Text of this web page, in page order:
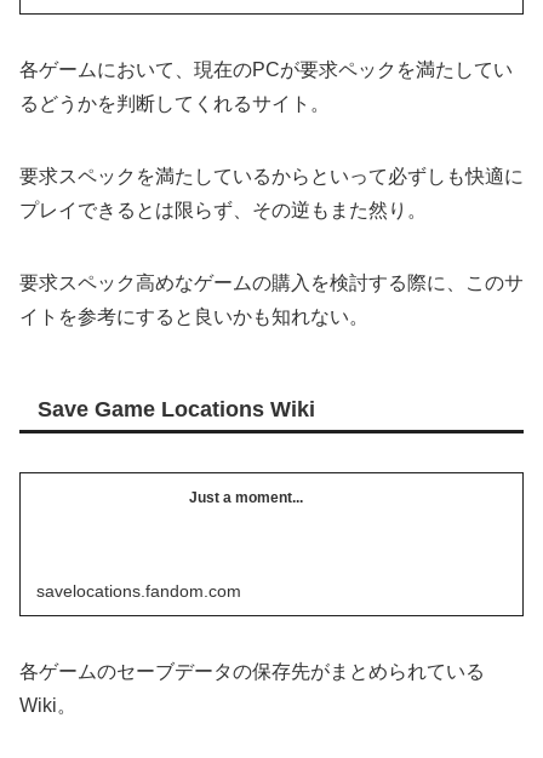
各ゲームにおいて、現在のPCが要求ペックを満たしてい
るどうかを判断してくれるサイト。
要求スペックを満たしているからといって必ずしも快適に
プレイできるとは限らず、その逆もまた然り。
要求スペック高めなゲームの購入を検討する際に、このサ
イトを参考にすると良いかも知れない。
Save Game Locations Wiki
Just a moment...
savelocations.fandom.com
各ゲームのセーブデータの保存先がまとめられている
Wiki。